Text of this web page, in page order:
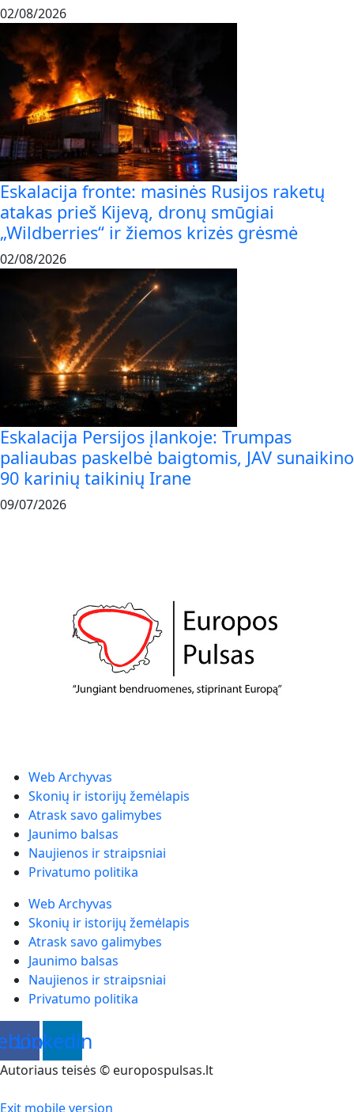
02/08/2026
Eskalacija fronte: masinės Rusijos raketų
atakas prieš Kijevą, dronų smūgiai
„Wildberries“ ir žiemos krizės grėsmė
02/08/2026
Eskalacija Persijos įlankoje: Trumpas
paliaubas paskelbė baigtomis, JAV sunaikino
90 karinių taikinių Irane
09/07/2026
Web Archyvas
Skonių ir istorijų žemėlapis
Atrask savo galimybes
Jaunimo balsas
Naujienos ir straipsniai
Privatumo politika
Web Archyvas
Skonių ir istorijų žemėlapis
Atrask savo galimybes
Jaunimo balsas
Naujienos ir straipsniai
Privatumo politika
Linkedin
Autoriaus teisės © europospulsas.lt
Exit mobile version